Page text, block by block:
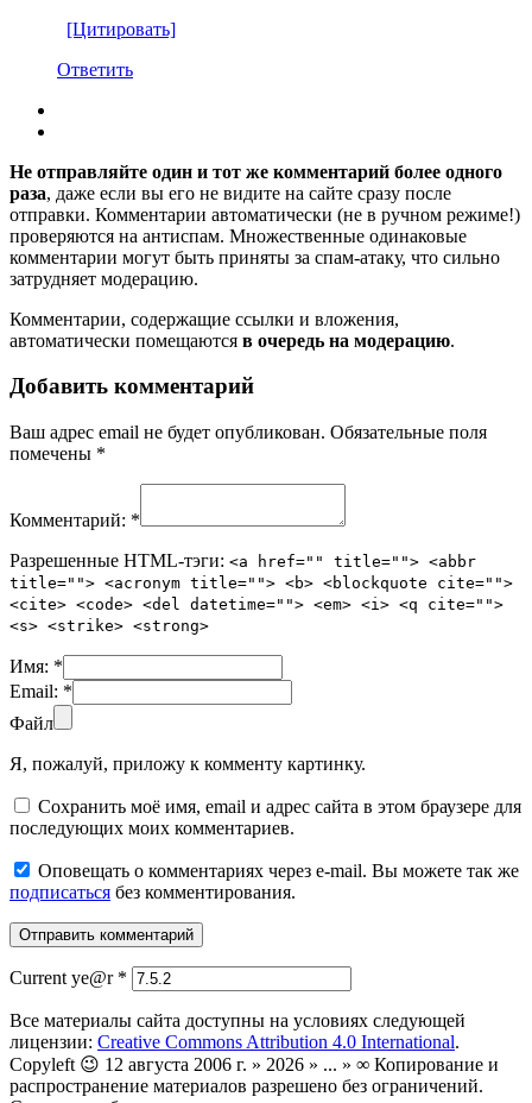
[Цитировать]
Ответить
Не отправляйте один и тот же комментарий более одного
раза, даже если вы его не видите на сайте сразу после
отправки. Комментарии автоматически (не в ручном режиме!)
проверяются на антиспам. Множественные одинаковые
комментарии могут быть приняты за спам-атаку, что сильно
затрудняет модерацию.
Комментарии, содержащие ссылки и вложения,
автоматически помещаются в очередь на модерацию.
Добавить комментарий
Ваш адрес email не будет опубликован. Обязательные поля
помечены *
Комментарий: *
Разрешенные HTML-тэги: <a href="" title=""> <abbr
title=""> <acronym title=""> <b> <blockquote cite="">
<cite> <code> <del datetime=""> <em> <i> <q cite="">
<s> <strike> <strong>
Имя: *
Email: *
Файл
Я, пожалуй, приложу к комменту картинку.
Сохранить моё имя, email и адрес сайта в этом браузере для
последующих моих комментариев.
Оповещать о комментариях через e-mail. Вы можете так же
подписаться без комментирования.
Current ye@r *
Все материалы сайта доступны на условиях следующей
лицензии: Creative Commons Attribution 4.0 International.
Copyleft 😉 12 августа 2006 г. » 2026 » ... » ∞ Копирование и
распространение материалов разрешено без ограничений.